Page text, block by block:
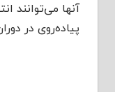
آنها می‌توانند
پیاده‌روی در